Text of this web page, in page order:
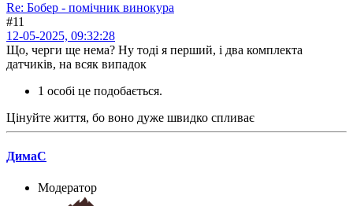
Re: Бобер - помічник винокура
#11
12-05-2025, 09:32:28
Що, черги ще нема? Ну тоді я перший, і два комплекта
датчиків, на всяк випадок
1 особі це подобається.
Цінуйте життя, бо воно дуже швидко спливає
ДимаС
Модератор